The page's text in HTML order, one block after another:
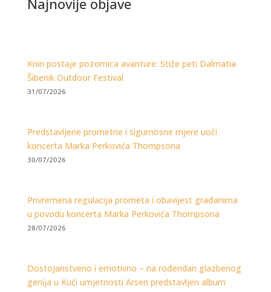
Najnovije objave
Knin postaje pozornica avanture: Stiže peti Dalmatia
Šibenik Outdoor Festival
31/07/2026
Predstavljene prometne i sigurnosne mjere uoči
koncerta Marka Perkovića Thompsona
30/07/2026
Privremena regulacija prometa i obavijest građanima
u povodu koncerta Marka Perkovića Thompsona
28/07/2026
Dostojanstveno i emotivno – na rođendan glazbenog
genija u Kući umjetnosti Arsen predstavljen album